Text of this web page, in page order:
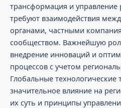
трансформация и
требуют взаимодействия
органами, частными
сообществом. Важнейшую
внедрение инноваций и
процессов с учетом
Глобальные
значительное влияние на
их суть и принципы